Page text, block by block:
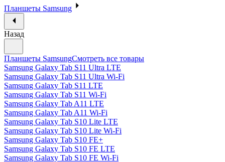
Планшеты Samsung
Назад
Планшеты SamsungСмотреть все товары
Samsung Galaxy Tab S11 Ultra LTE
Samsung Galaxy Tab S11 Ultra Wi-Fi
Samsung Galaxy Tab S11 LTE
Samsung Galaxy Tab S11 Wi-Fi
Samsung Galaxy Tab A11 LTE
Samsung Galaxy Tab A11 Wi-Fi
Samsung Galaxy Tab S10 Lite LTE
Samsung Galaxy Tab S10 Lite Wi-Fi
Samsung Galaxy Tab S10 FE+
Samsung Galaxy Tab S10 FE LTE
Samsung Galaxy Tab S10 FE Wi-Fi